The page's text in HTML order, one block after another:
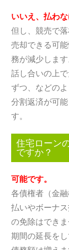
いいえ、払わな
但し、競売で
売却できる可
務が減少します
話し合いの上
ずつ、などの
分割返済が可
す。
住宅ローン
ですか？
可能です。
各債権者（金
払いやボーナ
の免除はできま
期間の延長を